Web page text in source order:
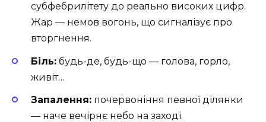
субфебрилітету до реально високих цифр.
Жар — немов вогонь, що сигналізує про
вторгнення.
Біль: будь-де, будь-що — голова, горло,
живіт…
Запалення: почервоніння певної ділянки
— наче вечірнє небо на заході.